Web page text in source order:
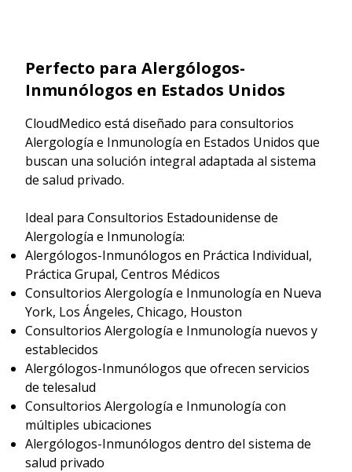
Perfecto para Alergólogos-
Inmunólogos en Estados Unidos
CloudMedico está diseñado para consultorios
Alergología e Inmunología en Estados Unidos que
buscan una solución integral adaptada al sistema
de salud privado.
Ideal para Consultorios Estadounidense de
Alergología e Inmunología:
Alergólogos-Inmunólogos en Práctica Individual,
Práctica Grupal, Centros Médicos
Consultorios Alergología e Inmunología en Nueva
York, Los Ángeles, Chicago, Houston
Consultorios Alergología e Inmunología nuevos y
establecidos
Alergólogos-Inmunólogos que ofrecen servicios
de telesalud
Consultorios Alergología e Inmunología con
múltiples ubicaciones
Alergólogos-Inmunólogos dentro del sistema de
salud privado